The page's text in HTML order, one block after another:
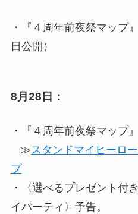
・『４周年前夜祭マップ
日公開）
8月28日：
・『４周年前夜祭マップ』
≫スタンドマイヒーロ
プ
・〈選べるプレゼント付
イパーティ〉予告。